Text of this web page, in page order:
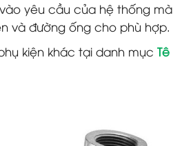
yêu cầu của hệ thống mà
và đường ống cho phù hợp.
kiện khác tại danh mục Tê